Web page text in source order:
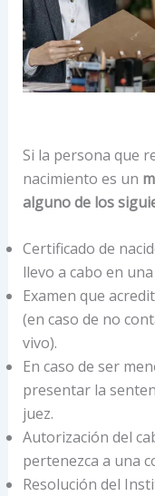
Si la persona que
nacimiento es un
alguno de los
Certificado de
llevo a cabo en
Examen que
(en caso de no
vivo).
En caso de ser
presentar la
juez.
Autorización del
pertenezca a una
Resolución del